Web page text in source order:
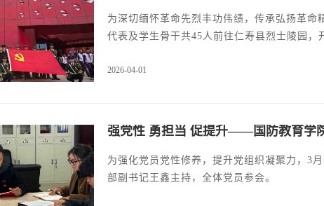
为深切缅怀革命先烈丰功伟绩，传承弘扬革命
代表及学生骨干共45人前往仁寿县烈士陵园，
2026-04-01
强党性 勇担当 促提升——国防教育学
为强化党员党性修养，提升党组织凝聚力，3
部副书记王鑫主持，全体党员参会。